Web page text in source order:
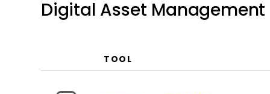
Digital Asset Management
TOOL